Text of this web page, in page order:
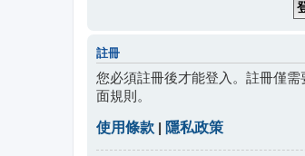
註冊
您必須註冊後才能登入。註冊僅
面規則。
使用條款 | 隱私政策